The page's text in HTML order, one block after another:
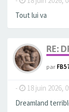
Tout lui va
RE:
par
- 18 juin 2026,
Dreamland